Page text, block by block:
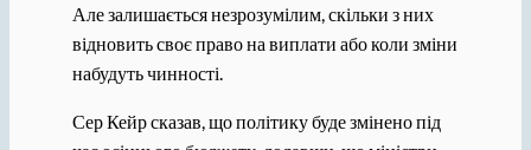
Але залишається незрозумілим, скільки з них
відновить своє право на виплати або коли зміни
набудуть чинності.
Сер Кейр сказав, що політику буде змінено під